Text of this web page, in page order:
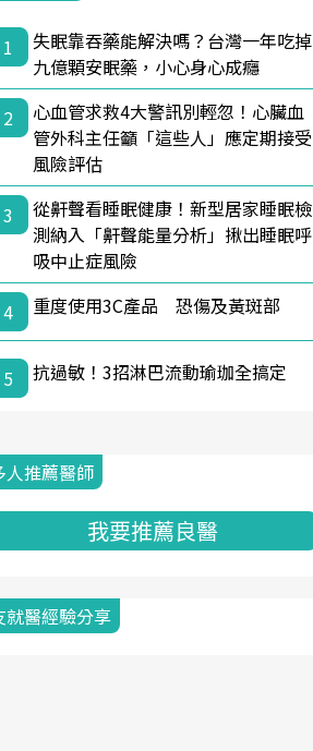
1
失眠靠吞藥能解決嗎？台灣一年吃掉
九億顆安眠藥，小心身心成癮
2
心血管求救4大警訊別輕忽！心臟血
管外科主任籲「這些人」應定期接受
風險評估
3
從鼾聲看睡眠健康！新型居家睡眠檢
測納入「鼾聲能量分析」揪出睡眠呼
吸中止症風險
4
重度使用3C產品 恐傷及黃斑部
5 抗過敏！3招淋巴流動瑜珈全搞定
人推薦醫師
我要推薦良醫
就醫經驗分享